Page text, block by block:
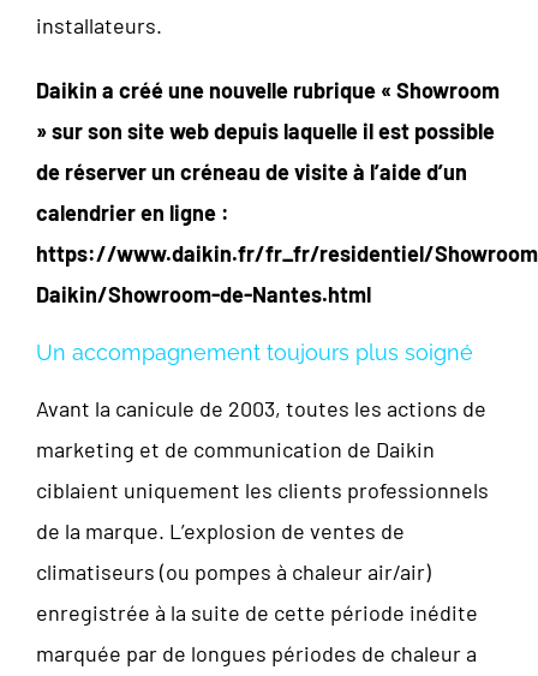
installateurs.
Daikin a créé une nouvelle rubrique « Showroom
» sur son site web depuis laquelle il est possible
de réserver un créneau de visite à l’aide d’un
calendrier en ligne :
https://www.daikin.fr/fr_fr/residentiel/
Daikin/Showroom-de-Nantes.html
Un accompagnement toujours plus soigné
Avant la canicule de 2003, toutes les actions de
marketing et de communication de Daikin
ciblaient uniquement les clients professionnels
de la marque. L’explosion de ventes de
climatiseurs (ou pompes à chaleur air/air)
enregistrée à la suite de cette période inédite
marquée par de longues périodes de chaleur a